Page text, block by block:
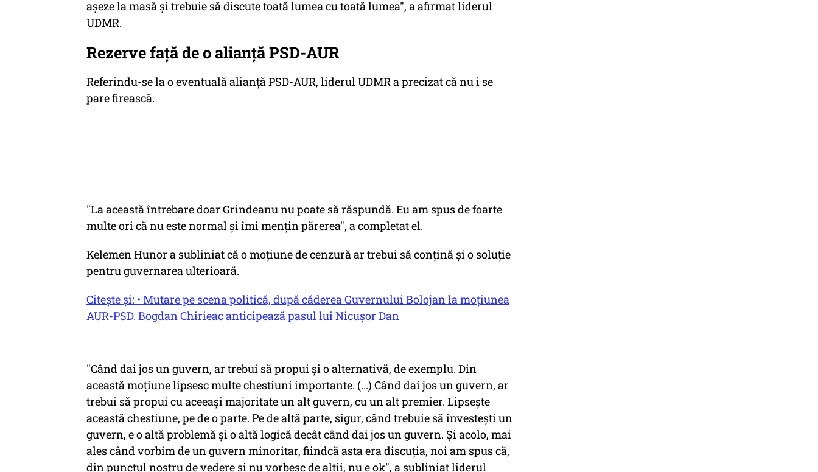
aşeze la masă şi trebuie să discute toată lumea cu toată lumea", a afirmat liderul
UDMR.
Rezerve față de o alianță PSD-AUR
Referindu-se la o eventuală alianţă PSD-AUR, liderul UDMR a precizat că nu i se
pare firească.
"La această întrebare doar Grindeanu nu poate să răspundă. Eu am spus de foarte
multe ori că nu este normal şi îmi menţin părerea", a completat el.
Kelemen Hunor a subliniat că o moţiune de cenzură ar trebui să conţină şi o soluţie
pentru guvernarea ulterioară.
Citește și: • Mutare pe scena politică, după căderea Guvernului Bolojan la moțiunea
AUR-PSD. Bogdan Chirieac anticipează pasul lui Nicușor Dan
"Când dai jos un guvern, ar trebui să propui şi o alternativă, de exemplu. Din
această moţiune lipsesc multe chestiuni importante. (...) Când dai jos un guvern, ar
trebui să propui cu aceeaşi majoritate un alt guvern, cu un alt premier. Lipseşte
această chestiune, pe de o parte. Pe de altă parte, sigur, când trebuie să investeşti un
guvern, e o altă problemă şi o altă logică decât când dai jos un guvern. Şi acolo, mai
ales când vorbim de un guvern minoritar, fiindcă asta era discuţia, noi am spus că,
din punctul nostru de vedere şi nu vorbesc de alţii, nu e ok", a subliniat liderul